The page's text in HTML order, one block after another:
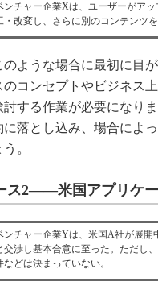
チャー企業Xは、ユーザーがアッ
・改変し、さらに別のコンテンツ
ような場合に最初に目
のコンセプトやビジネス
討する作業が必要になり
に落とし込み、場合によ
。
ス2――米国アプリケ
チャー企業Yは、米国A社が展開
交渉し基本合意に至った。ただし
などは決まっていない。